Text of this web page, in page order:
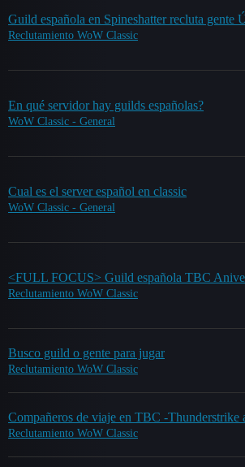
Guild española en Spineshatter recluta gente
Reclutamiento WoW Classic
En qué servidor hay guilds españolas?
WoW Classic - General
Cual es el server español en classic
WoW Classic - General
<FULL FOCUS> Guild española TBC
Reclutamiento WoW Classic
Busco guild o gente para jugar
Reclutamiento WoW Classic
Compañeros de viaje en TBC -Thunderstrike
Reclutamiento WoW Classic